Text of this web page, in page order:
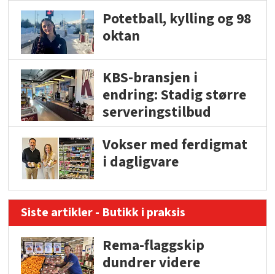
Potetball, kylling og 98
oktan
KBS-bransjen i
endring: Stadig større
serveringstilbud
Vokser med ferdigmat
i dagligvare
Siste artikler - Butikk i praksis
Rema-flaggskip
dundrer videre